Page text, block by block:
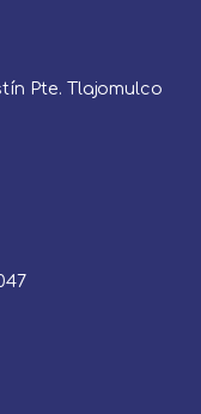
Pte. Tlajomulco